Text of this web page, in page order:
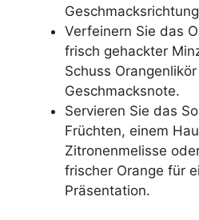
Verfeinern Sie das
frisch gehackter
Schuss
Geschmacksnote.
Servieren Sie das
Früchten, einem
Zitronenmelisse
frischer Orange für
Präsentation.